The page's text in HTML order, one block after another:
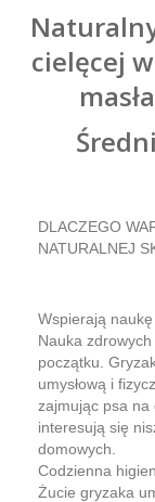
cielęcej
DLACZEGO
NATURALNEJ
Wspierają
Nauka
początku.
umysłową i
zajmując psa na
interesują się
domowych.
Codzienna
Żucie gryzaka